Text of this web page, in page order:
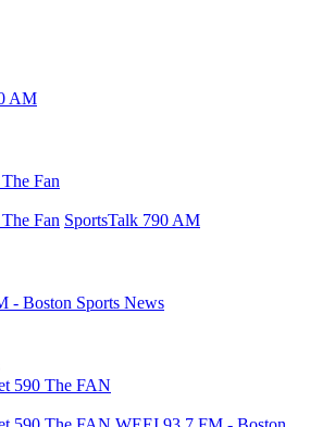
AM
Fan
Fan SportsTalk 790 AM
- Boston Sports News
590 The FAN